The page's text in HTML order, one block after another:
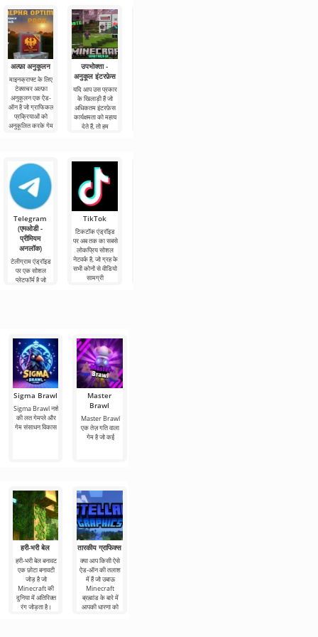
अल्फ़ा अनुकूलन
माइनक्राफ्ट के लिए
टेक्सचर अल्फ़ा
अनुकूलन एक ऐड-
ऑन है जो ग्राफिकल
प्रक्रियाओं को
अनुकूलित करके गेम
उपभोक्ता -
अनुकूल इंटरफ़ेस
यदि आप उस प्रकार
के खिलाड़ी हैं जो
अधिकतम इंटरफ़ेस
कार्यक्षमता को महत्व
देते हैं, तो हम
Telegram
(एमओडी -
प्रीमियम
अनलॉक)
टेलीग्राम एंड्रॉइड
पर एक सोशल
प्लेटफॉर्म है जो
TikTok
टिकटॉक एंड्रॉइड
पर अब तक का सबसे
लोकप्रिय सोशल
नेटवर्क है, जो ग्रह के
सभी कोनों से वीडियो
सामग्री
Sigma Brawl
Sigma Brawl नशे
की लत गेमप्ले और
गेम संसाधन विकास
Master
Brawl
Master Brawl
एक तेज़ गति वाला
गेम है जो कई
हरी-भरी बेल
हरी-भरी बेल बनावट
एक छोटा बनावटी
जोड़ है जो
Minecraft की
दुनिया में अतिरिक्त
रंग जोड़ता है।
तारकीय ग्राफिक्स
क्या आप किसी ऐसे
ऐड-ऑन की तलाश
में हैं जो उबाऊ
Minecraft
ब्रह्मांड के बारे में
आपकी धारणा को